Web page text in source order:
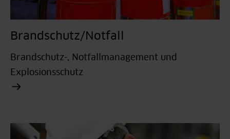
Brandschutz/Notfall
Brandschutz-, Notfallmanagement und
Explosionsschutz